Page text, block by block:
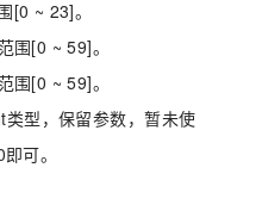
[0 ~ 23]。
围[0 ~ 59]。
围[0 ~ 59]。
型，保留参数，暂未使
可。